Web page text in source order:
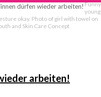
SCHULE
dürfen wieder arbeiten!Funny
young
okay. Photo of girl with towel on
and Skin Care Concept
arbeiten!